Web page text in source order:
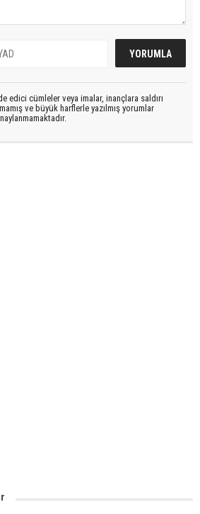
edici cümleler veya imalar, inançlara saldırı
ve büyük harflerle yazılmış yorumlar